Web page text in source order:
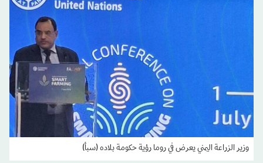
وزير الزراعة اليمني يعرض في روما رؤية حكومة بلاده (سبأ)